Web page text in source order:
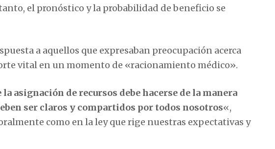
el pronóstico y la probabilidad de beneficio se
a aquellos que expresaban preocupación acerca
vital en un momento de «racionamiento médico».
asignación de recursos debe hacerse de la manera
ser claros y compartidos por todos nosotros«,
como en la ley que rige nuestras expectativas y